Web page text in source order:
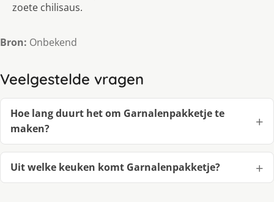
zoete chilisaus.
Bron: Onbekend
Veelgestelde vragen
Hoe lang duurt het om Garnalenpakketje te
maken?
Uit welke keuken komt Garnalenpakketje?